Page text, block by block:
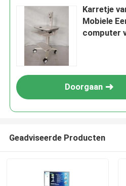
Karretje
Mobiele
computer
Doorgaan
Geadviseerde Producten